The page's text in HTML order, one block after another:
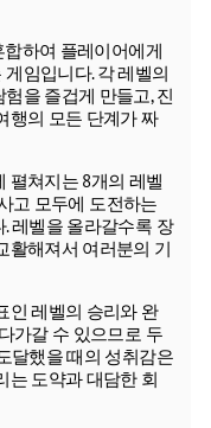
합하여 플레이어에게
임입니다. 각 레벨의
을 즐겁게 만들고, 진
행의 모든 단계가 짜
펼쳐지는 8개의 레벨
고 모두에 도전하는
레벨을 올라갈수록 장
활해져서 여러분의 기
인 레벨의 승리와 완
가갈 수 있으므로 두
달했을 때의 성취감은
는 도약과 대담한 회